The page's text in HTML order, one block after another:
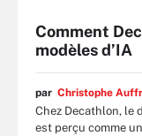
Comment
modèles d’IA
par Christophe
Chez Decathlon, le
est perçu comme